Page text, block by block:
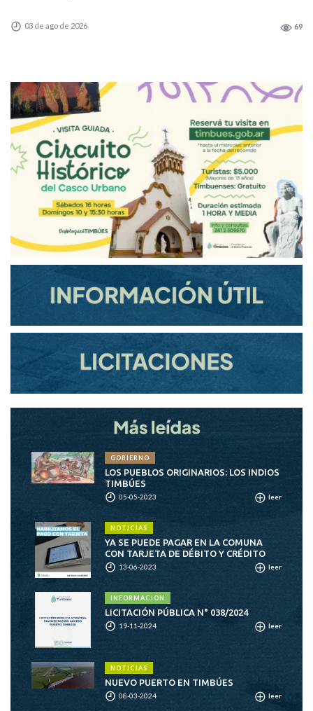
03 de ago de 2026 69
GOBIERNO
LOS PUEBLOS ORIGINARIOS: LOS INDIOS
TIMBÚES
05-05-2023 leer
NOTICIAS
YA SE PUEDE PAGAR EN LA COMUNA
CON TARJETA DE DÉBITO Y CRÉDITO
13-06-2023 leer
INFORMACION
LICITACIÓN PÚBLICA N° 038/2024
19-11-2024 leer
NOTICIAS
NUEVO PUERTO EN TIMBÚES
08-03-2024 leer